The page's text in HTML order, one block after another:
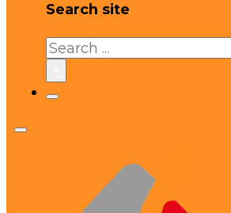
Search site
Search